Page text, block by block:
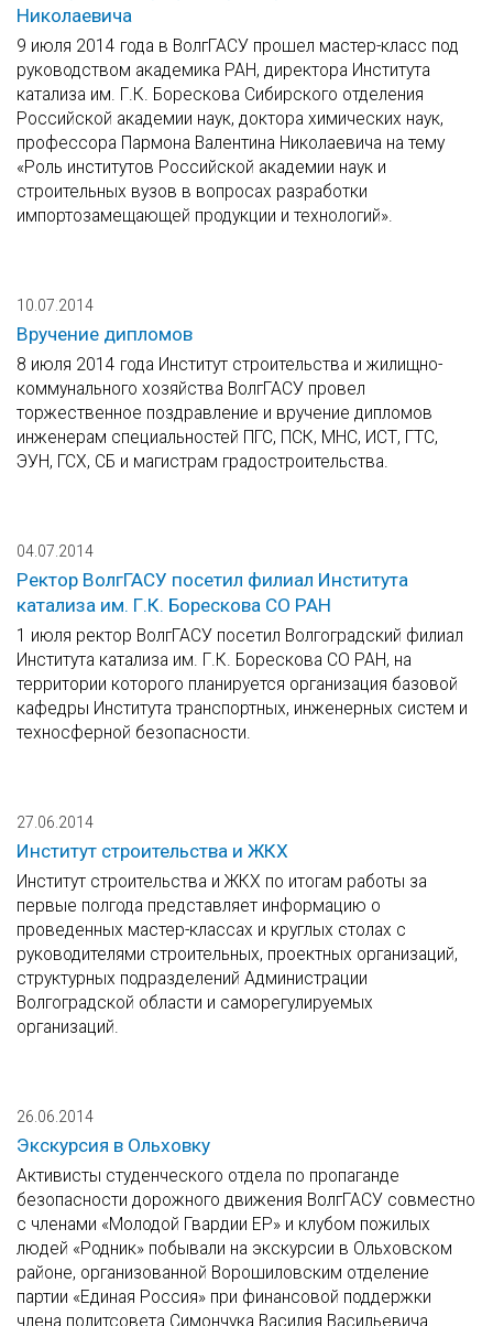
Николаевича
9 июля 2014 года в ВолгГАСУ прошел мастер-класс под
руководством академика РАН, директора Института
катализа им. Г.К. Борескова Сибирского отделения
Российской академии наук, доктора химических наук,
профессора Пармона Валентина Николаевича на тему
«Роль институтов Российской академии наук и
строительных вузов в вопросах разработки
импортозамещающей продукции и технологий».
10.07.2014
Вручение дипломов
8 июля 2014 года Институт строительства и жилищно-
коммунального хозяйства ВолгГАСУ провел
торжественное поздравление и вручение дипломов
инженерам специальностей ПГС, ПСК, МНС, ИСТ, ГТС,
ЭУН, ГСХ, СБ и магистрам градостроительства.
04.07.2014
Ректор ВолгГАСУ посетил филиал Института
катализа им. Г.К. Борескова СО РАН
1 июля ректор ВолгГАСУ посетил Волгоградский филиал
Института катализа им. Г.К. Борескова СО РАН, на
территории которого планируется организация базовой
кафедры Института транспортных, инженерных систем и
техносферной безопасности.
27.06.2014
Институт строительства и ЖКХ
Институт строительства и ЖКХ по итогам работы за
первые полгода представляет информацию о
проведенных мастер-классах и круглых столах с
руководителями строительных, проектных организаций,
структурных подразделений Администрации
Волгоградской области и саморегулируемых
организаций.
26.06.2014
Экскурсия в Ольховку
Активисты студенческого отдела по пропаганде
безопасности дорожного движения ВолгГАСУ совместно
с членами «Молодой Гвардии ЕР» и клубом пожилых
людей «Родник» побывали на экскурсии в Ольховском
районе, организованной Ворошиловским отделение
партии «Единая Россия» при финансовой поддержки
члена политсовета Симончука Василия Васильевича.